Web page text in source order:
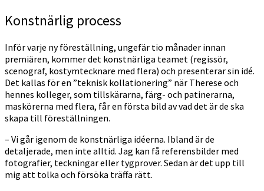
Konstnärlig process
Inför varje ny föreställning, ungefär tio månader innan
premiären, kommer det konstnärliga teamet (regissör,
scenograf, kostymtecknare med flera) och presenterar sin idé.
Det kallas för en ”teknisk kollationering” när Therese och
hennes kolleger, som tillskärarna, färg- och patinerarna,
maskörerna med flera, får en första bild av vad det är de ska
skapa till föreställningen.
– Vi går igenom de konstnärliga idéerna. Ibland är de
detaljerade, men inte alltid. Jag kan få referensbilder med
fotografier, teckningar eller tygprover. Sedan är det upp till
mig att tolka och försöka träffa rätt.